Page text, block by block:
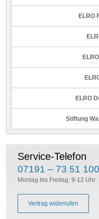
ELRO
ELRO
Stiftung
Service-Telefon
07191 – 73 51 100
Montag bis Freitag: 9-12 Uhr
Vertrag widerrufen